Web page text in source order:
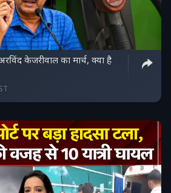
केजरीवाल का मार्च, क्या है